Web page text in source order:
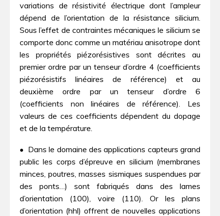
variations de résistivité électrique dont l’ampleur
dépend de l’orientation de la résistance silicium.
Sous l’effet de contraintes mécaniques le silicium se
comporte donc comme un matériau anisotrope dont
les propriétés piézorésistives sont décrites au
premier ordre par un tenseur d’ordre 4 (coefficients
piézorésistifs linéaires de référence) et au
deuxième ordre par un tenseur d’ordre 6
(coefficients non linéaires de référence). Les
valeurs de ces coefficients dépendent du dopage
et de la température.
• Dans le domaine des applications capteurs grand
public les corps d’épreuve en silicium (membranes
minces, poutres, masses sismiques suspendues par
des ponts…) sont fabriqués dans des lames
d’orientation (100), voire (110). Or les plans
d’orientation (hhl) offrent de nouvelles applications